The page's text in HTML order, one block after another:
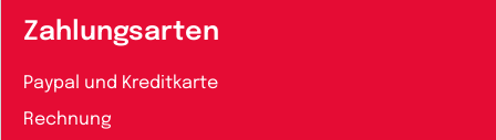
Zahlungsarten
Paypal und Kreditkarte
Rechnung